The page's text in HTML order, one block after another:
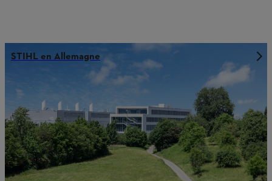
STIHL en Allemagne